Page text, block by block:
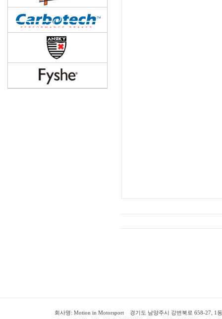
회사명: Motion in Motorsport 경기도 남양주시 강변북로 658-27, 1동